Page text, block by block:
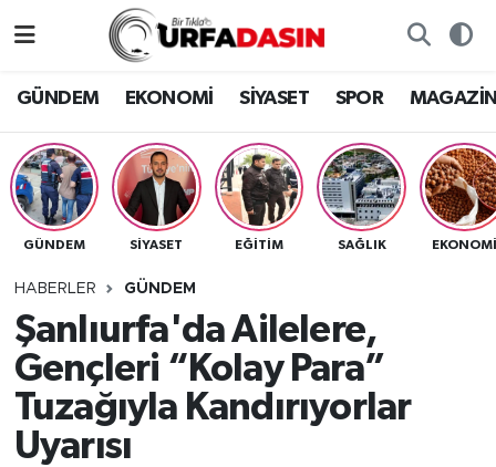
GÜNDEM EKONOMİ SİYASET SPOR
GÜNDEM SİYASET EĞITIM SAĞLIK EKONOMİ
HABERLER GÜNDEM
Şanlıurfa'da Ailelere,
Gençleri “Kolay Para”
Tuzağıyla Kandırıyorlar
Uyarısı
EKONOMİ
SİYASET
SPOR
SAĞLIK
TEKNOLOJİ
Gizlilik ve Güvenlik Politikası
İletişim
Nöbetçi Eczaneler
Hava Durumu
Namaz Vakitleri
Trafik Durumu
Süper Lig Puan Durumu ve Fikstür
Tüm Manşetler
Son Dakika Haberleri